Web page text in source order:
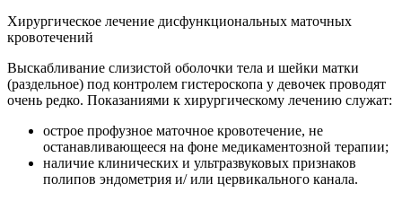
Хирургическое лечение дисфункциональных маточных
кровотечений
Выскабливание слизистой оболочки тела и шейки матки
(раздельное) под контролем гистероскопа у девочек проводят
очень редко. Показаниями к хирургическому лечению служат:
острое профузное маточное кровотечение, не
останавливающееся на фоне медикаментозной терапии;
наличие клинических и ультразвуковых признаков
полипов эндометрия и/ или цервикального канала.